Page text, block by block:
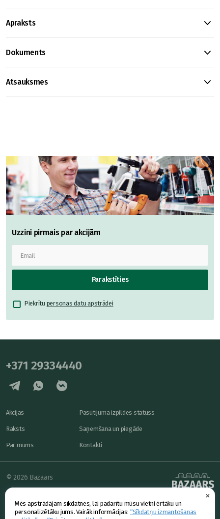
×
Mēs apstrādājam sīkdatnes, lai padarītu mūsu vietni ērtāku un
personalizētāku jums. Vairāk informācijas: “Sīkdatņu izmantošanas
Apraksts
Dokuments
Atsauksmes
Uzzini pirmais par akcijām
Parakstīties
Piekrītu personas datu apstrādei
+371 29334440
Akcijas
Raksts
Par mums
Pasūtījuma izpildes statuss
Saņemšana un piegāde
Kontakti
powered by
© 2026 Bazaars
Konfidencialitāte
Piedāvājums